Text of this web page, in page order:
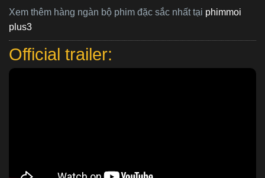
Xem thêm hàng ngàn bộ phim đặc sắc nhất tại phimmoi
plus3
Official trailer: